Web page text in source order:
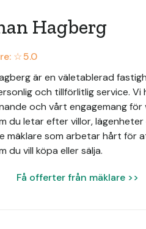
Hagberg
☆5.0
är en väletablerad
och tillförlitlig service.
och vårt engagemang
du letar efter villor,
mäklare som arbetar hårt för
du vill köpa eller sälja.
Få offerter från mäklare >>